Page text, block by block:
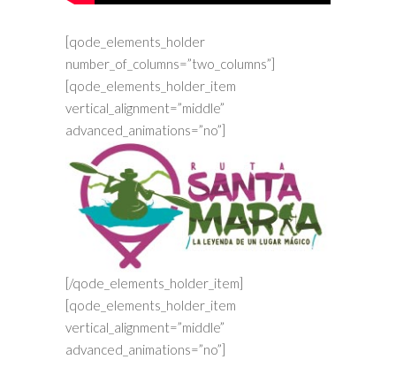
[qode_elements_holder
number_of_columns=”two_columns”]
[qode_elements_holder_item
vertical_alignment=”middle”
advanced_animations=”no”]
[/qode_elements_holder_item]
[qode_elements_holder_item
vertical_alignment=”middle”
advanced_animations=”no”]